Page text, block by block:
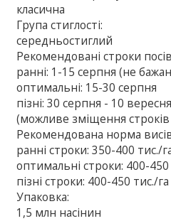
класична
Група стиглості:
середньостиглий
Рекомендовані строки
ранні: 1-15 серпня (не
оптимальні: 15-30 серпня
пізні: 30 серпня - 10
(можливе зміщення строків
Рекомендована норма
ранні строки: 350-400 тис./
оптимальні строки: 400-450
пізні строки: 400-450 тис./га
Упаковка:
1,5 млн насінин